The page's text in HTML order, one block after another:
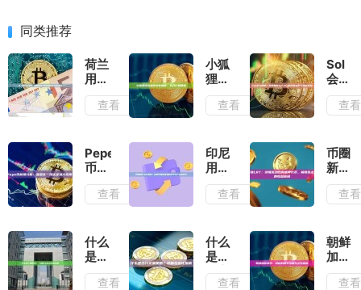
同类推荐
荷兰
用什
么交
解析
荷兰
的交
易所
选择
资指
南
查看
小狐
狸钱
包插
件安
从入
门到
精通
查看
Sol
会大
跌
吗？
的未
来走
势与
潜在
查看
Pepe
币前
景分
析：
现还
是潜
力无
限？
查看
印尼
用什
么交
印度
尼西
亚的
数字
查看
币圈
新宠
LRT：
读懂
质押
代
币，
解锁
查看
什么
是三
角形
态？
查看
什么
是合
约交
易策
查看
朝鲜
加密
货
币：
查看